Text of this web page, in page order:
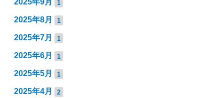
2025年9月 1
2025年8月 1
2025年7月 1
2025年6月 1
2025年5月 1
2025年4月 2